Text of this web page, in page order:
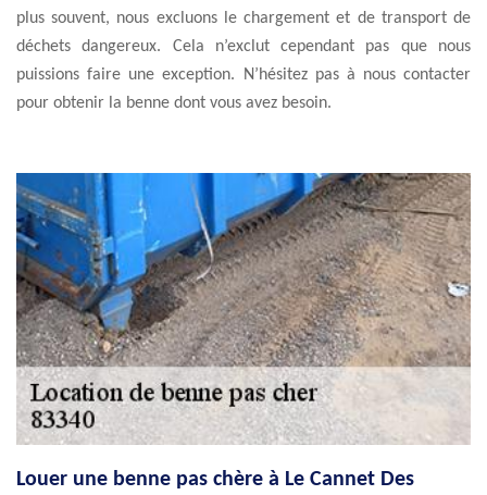
plus souvent, nous excluons le chargement et de transport de
déchets dangereux. Cela n’exclut cependant pas que nous
puissions faire une exception. N’hésitez pas à nous contacter
pour obtenir la benne dont vous avez besoin.
Louer une benne pas chère à Le Cannet Des